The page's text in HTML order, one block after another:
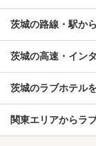
茨城の路線・駅か
茨城の高速・イン
茨城のラブホテル
関東エリアからラ